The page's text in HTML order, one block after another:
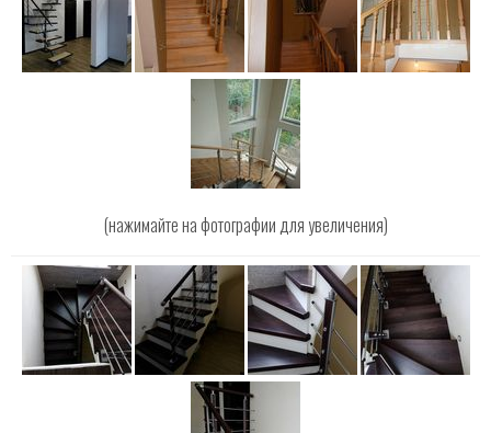
(нажимайте на фотографии для увеличения)